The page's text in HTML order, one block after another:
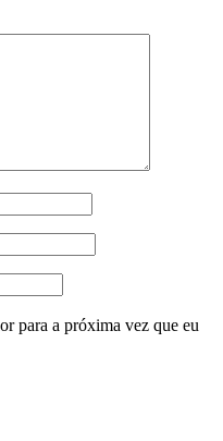
para a próxima vez que eu